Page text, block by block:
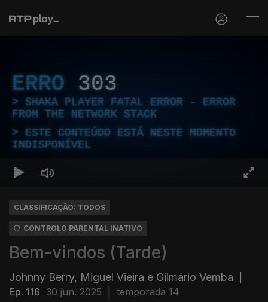
ERRO 303
SHAKA PLAYER FATAL ERROR - ERROR
FROM THE NETWORK STACK
ESTE CONTEÚDO ESTÁ NESTE MOMENTO
INDISPONÍVEL
CLASSIFICAÇÃO: TODOS
CONTROLO PARENTAL INATIVO
Bem-vindos (Tarde)
Johnny Berry, Miguel Vieira e Gilmário Vemba
Ep. 116 30 jun. 2025 temporada 14